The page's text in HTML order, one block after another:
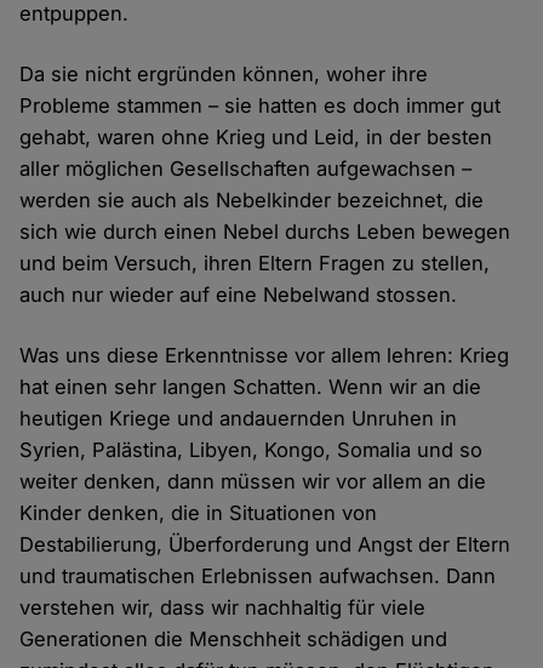
entpuppen.
Da sie nicht ergründen können, woher ihre
Probleme stammen – sie hatten es doch immer gut
gehabt, waren ohne Krieg und Leid, in der besten
aller möglichen Gesellschaften aufgewachsen –
werden sie auch als Nebelkinder bezeichnet, die
sich wie durch einen Nebel durchs Leben bewegen
und beim Versuch, ihren Eltern Fragen zu stellen,
auch nur wieder auf eine Nebelwand stossen.
Was uns diese Erkenntnisse vor allem lehren: Krieg
hat einen sehr langen Schatten. Wenn wir an die
heutigen Kriege und andauernden Unruhen in
Syrien, Palästina, Libyen, Kongo, Somalia und so
weiter denken, dann müssen wir vor allem an die
Kinder denken, die in Situationen von
Destabilierung, Überforderung und Angst der Eltern
und traumatischen Erlebnissen aufwachsen. Dann
verstehen wir, dass wir nachhaltig für viele
Generationen die Menschheit schädigen und